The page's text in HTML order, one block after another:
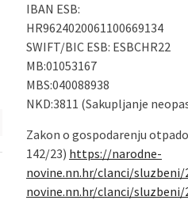
IBAN ESB:
HR9624020061100669134
SWIFT/BIC ESB: ESBCHR22
MB:01053167
MBS:040088938
NKD:3811 (Sakupljanje
Zakon o gospodarenju
142/23) https://narodne-
novine.nn.hr/clanci/sluzbeni/
novine.nn.hr/clanci/sluzbeni/